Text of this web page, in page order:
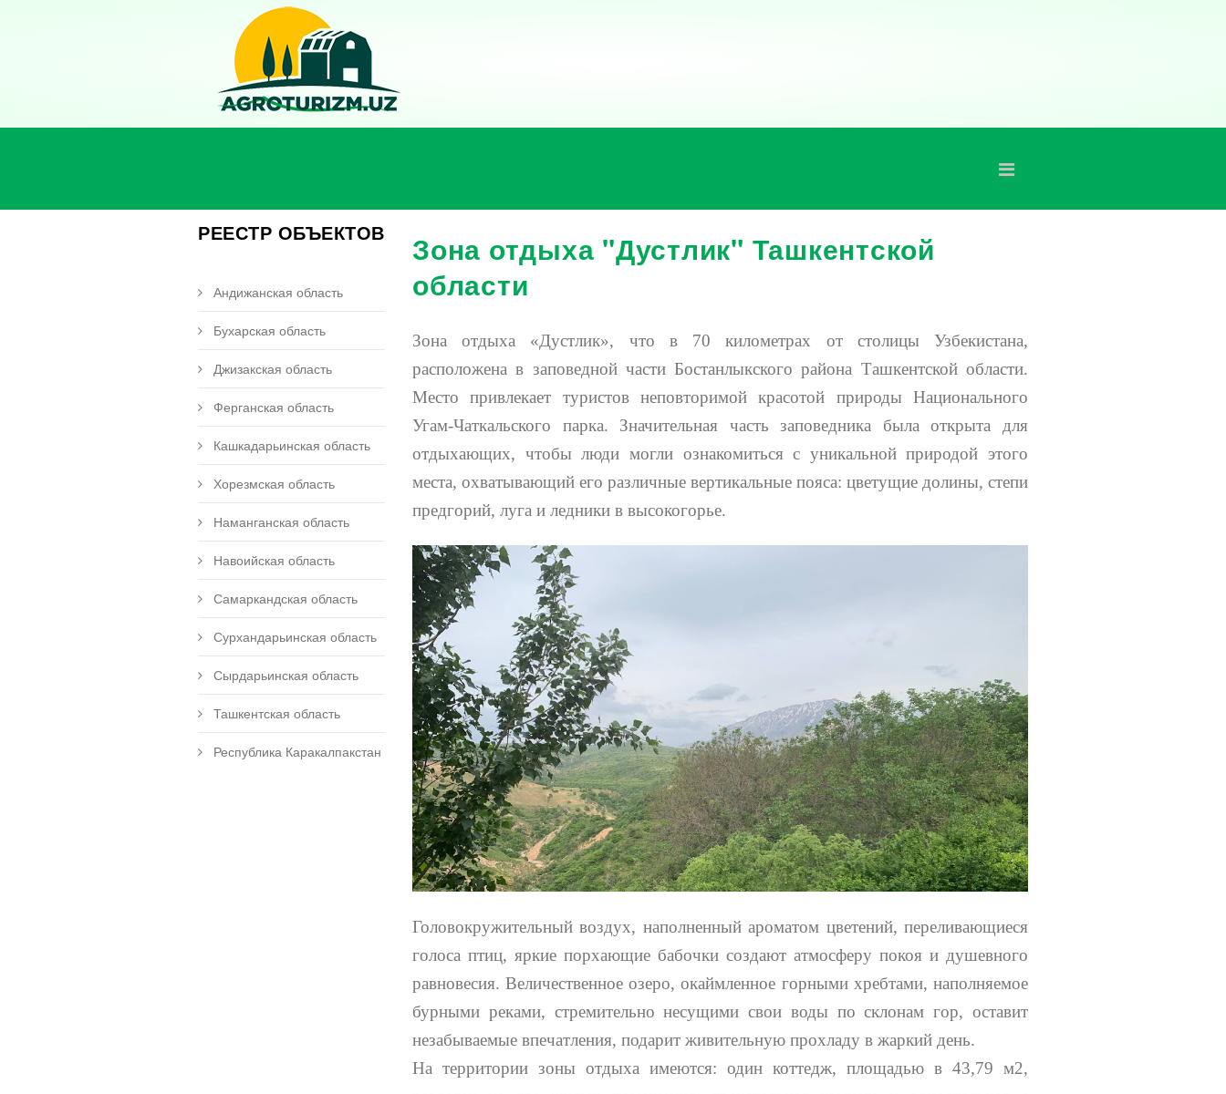
РЕЕСТР ОБЪЕКТОВ
Андижанская область
Бухарская область
Джизакская область
Ферганская область
Кашкадарьинская область
Хорезмская область
Наманганская область
Навоийская область
Самаркандская область
Сурхандарьинская область
Сырдарьинская область
Ташкентская область
Республика Каракалпакстан
Зона отдыха "Дустлик" Ташкентской
области
Зона отдыха «Дустлик», что в 70 километрах от столицы Узбекистана,
расположена в заповедной части Бостанлыкского района Ташкентской области.
Место привлекает туристов неповторимой красотой природы Национального
Угам-Чаткальского парка. Значительная часть заповедника была открыта для
отдыхающих, чтобы люди могли ознакомиться с уникальной природой этого
места, охватывающий его различные вертикальные пояса: цветущие долины, степи
предгорий, луга и ледники в высокогорье.
Головокружительный воздух, наполненный ароматом цветений, переливающиеся
голоса птиц, яркие порхающие бабочки создают атмосферу покоя и душевного
равновесия. Величественное озеро, окаймленное горными хребтами, наполняемое
бурными реками, стремительно несущими свои воды по склонам гор, оставит
незабываемые впечатления, подарит живительную прохладу в жаркий день.
На территории зоны отдыха имеются: один коттедж, площадью в 43,79 м2,